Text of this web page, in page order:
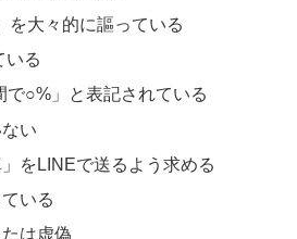
を大々的に謳っている
いる
○%」と表記されている
い
をLINEで送るよう求める
いる
は虚偽